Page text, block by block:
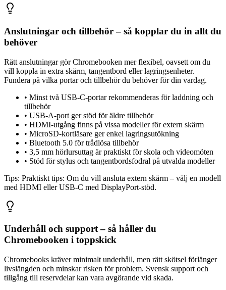
Anslutningar och tillbehör – så kopplar du in allt du
behöver
Rätt anslutningar gör Chromebooken mer flexibel, oavsett om du
vill koppla in extra skärm, tangentbord eller lagringsenheter.
Fundera på vilka portar och tillbehör du behöver för din vardag.
• Minst två USB-C-portar rekommenderas för laddning och
tillbehör
• USB-A-port ger stöd för äldre tillbehör
• HDMI-utgång finns på vissa modeller för extern skärm
• MicroSD-kortläsare ger enkel lagringsutökning
• Bluetooth 5.0 för trådlösa tillbehör
• 3,5 mm hörlursuttag är praktiskt för skola och videomöten
• Stöd för stylus och tangentbordsfodral på utvalda modeller
Tips: Praktiskt tips: Om du vill ansluta extern skärm – välj en modell
med HDMI eller USB-C med DisplayPort-stöd.
Underhåll och support – så håller du
Chromebooken i toppskick
Chromebooks kräver minimalt underhåll, men rätt skötsel förlänger
livslängden och minskar risken för problem. Svensk support och
tillgång till reservdelar kan vara avgörande vid skada.